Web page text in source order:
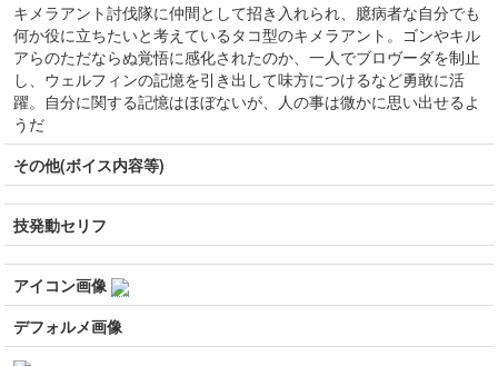
キメラアント討伐隊に仲間として招き入れられ、臆病者な自分でも
何か役に立ちたいと考えているタコ型のキメラアント。ゴンやキル
アらのただならぬ覚悟に感化されたのか、一人でブロヴーダを制止
し、ウェルフィンの記憶を引き出して味方につけるなど勇敢に活
躍。自分に関する記憶はほぼないが、人の事は微かに思い出せるよ
うだ
その他(ボイス内容等)
技発動セリフ
アイコン画像
デフォルメ画像